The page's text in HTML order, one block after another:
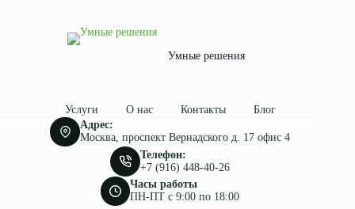
Умные решения
Услуги О нас Контакты
Блог
Адрес:
Москва, проспект Вернадского д. 17 офис 4
Телефон:
+7 (916) 448-40-26
Часы работы
ПН-ПТ c 9:00 по 18:00